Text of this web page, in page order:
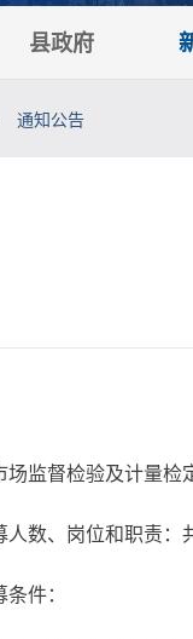
县政府
通知公告
场监督检验及计量检
人数、岗位和职责：
件：